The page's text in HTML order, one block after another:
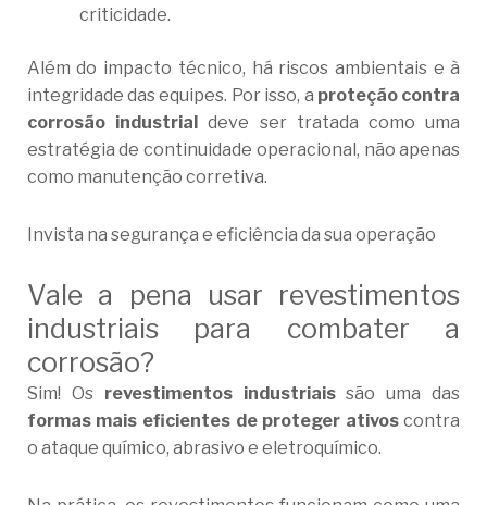
criticidade.
Além do impacto técnico, há riscos ambientais e à
integridade das equipes. Por isso, a proteção contra
corrosão industrial deve ser tratada como uma
estratégia de continuidade operacional, não apenas
como manutenção corretiva.
Invista na segurança e eficiência da sua operação
Vale a pena usar revestimentos
industriais para combater a
corrosão?
Sim! Os revestimentos industriaissão uma das
formas mais eficientes de proteger ativoscontra
o ataque químico, abrasivo e eletroquímico.